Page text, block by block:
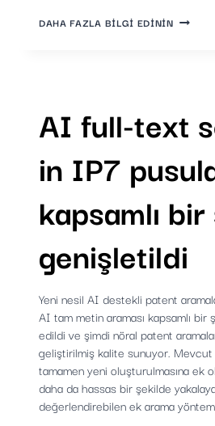
DAHA FAZLA BILGI EDININ
AI full-text
in IP7
kapsamlı
genişletildi
Yeni nesil AI destekli patent
AI tam metin araması kapsamlı
edildi ve şimdi nöral patent
geliştirilmiş kalite sunuyor. Mevcut
tamamen yeni oluşturulmasına ek
daha da hassas bir şekilde
değerlendirebilen ek arama